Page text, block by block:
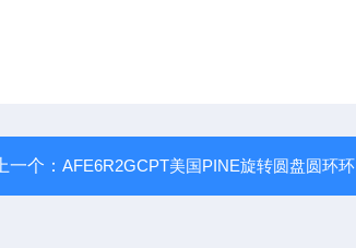
上一个：AFE6R2GCPT美国PINE旋转圆盘圆环环盘电极